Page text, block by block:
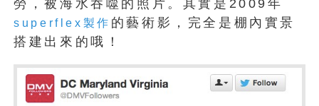
勞，被海水吞噬的照片。其實是2009年
superflex製作 的藝術影，完全是棚內實景
搭建出來的哦！